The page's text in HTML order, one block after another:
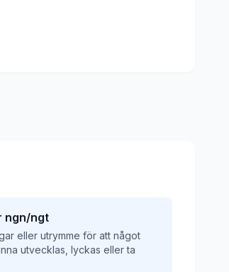
ngn/ngt
eller utrymme för att något
utvecklas, lyckas eller ta